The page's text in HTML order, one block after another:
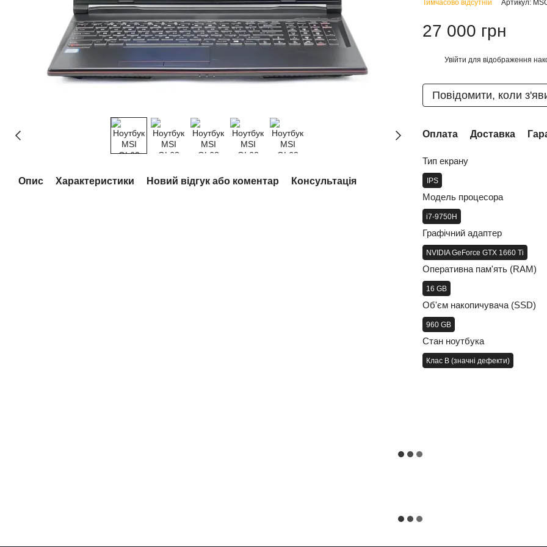
Опис Характеристики Новий відгук або коментар Консультація
Тимчасово відсутній Артикул:
27 000 грн
Увійти для відображення
Повідомити, коли
Оплата Доставка
Тип екрану
IPS
Модель процесора
i7-9750H
Графічний адаптер
NVIDIA GeForce GTX 1660 Ti
Оперативна пам'ять (RAM)
16 GB
Об'єм накопичувача (SSD)
960 GB
Стан ноутбука
Клас B (значні дефекти)